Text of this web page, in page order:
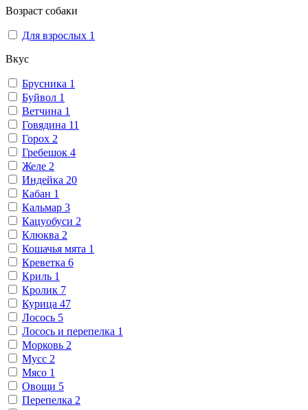
Возраст собаки
Для взрослых 1
Вкус
Брусника 1
Буйвол 1
Ветчина 1
Говядина 11
Горох 2
Гребешок 4
Желе 2
Индейка 20
Кабан 1
Кальмар 3
Кацуобуси 2
Клюква 2
Кошачья мята 1
Креветка 6
Криль 1
Кролик 7
Курица 47
Лосось 5
Лосось и перепелка 1
Морковь 2
Мусс 2
Мясо 1
Овощи 5
Перепелка 2